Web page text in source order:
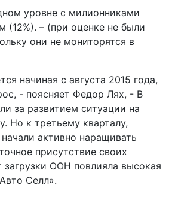
уровне с милионниками
(12%). – (при оценке не были
они не мониторятся в
начиная с августа 2015 года,
- поясняет Федор Лях, - В
за развитием ситуации на
Но к третьему кварталу,
активно наращивать
присутствие своих
OOH повлияла высокая
Селл».